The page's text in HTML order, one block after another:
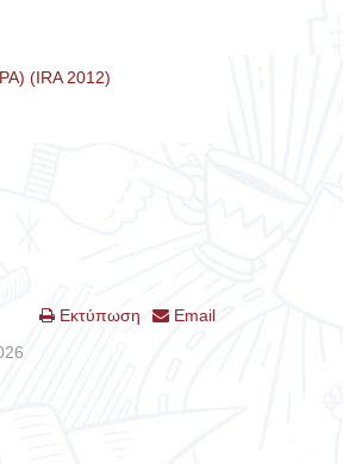
(IRA 2012)
Εκτύπωση
Email